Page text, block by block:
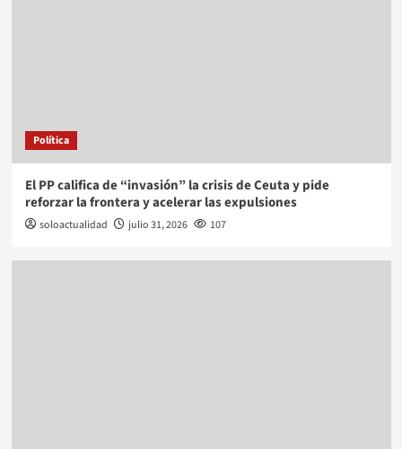
Política
El PP califica de “invasión” la crisis de Ceuta y pide
reforzar la frontera y acelerar las expulsiones
soloactualidad julio 31, 2026 107